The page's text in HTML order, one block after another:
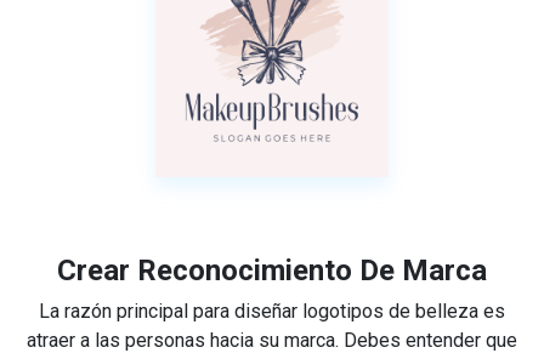
Crear Reconocimiento De Marca
La razón principal para diseñar logotipos de belleza es
atraer a las personas hacia su marca. Debes entender que